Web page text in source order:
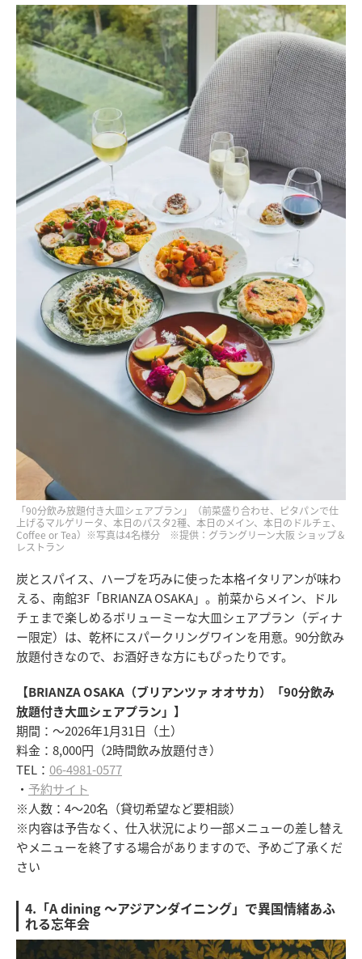
「90分飲み放題付き大皿シェアプラン」（前菜盛り合わせ、ピタパンで仕
上げるマルゲリータ、本日のパスタ2種、本日のメイン、本日のドルチェ、
Coffee or Tea）※写真は4名様分 ※提供：グラングリーン大阪 ショップ＆
レストラン
炭とスパイス、ハーブを巧みに使った本格イタリアンが味わ
える、南館3F「BRIANZA OSAKA」。前菜からメイン、ドル
チェまで楽しめるボリューミーな大皿シェアプラン（ディナ
ー限定）は、乾杯にスパークリングワインを用意。90分飲み
放題付きなので、お酒好きな方にもぴったりです。
【BRIANZA OSAKA（ブリアンツァ オオサカ）「90分飲み
放題付き大皿シェアプラン」】
期間：～2026年1月31日（土）
料金：8,000円（2時間飲み放題付き）
TEL： 06-4981-0577
・ 予約サイト
※人数：4～20名（貸切希望など要相談）
※内容は予告なく、仕入状況により一部メニューの差し替え
やメニューを終了する場合がありますので、予めご了承くだ
さい
4.「A dining ～アジアンダイニング」で異国情緒あふ
れる忘年会